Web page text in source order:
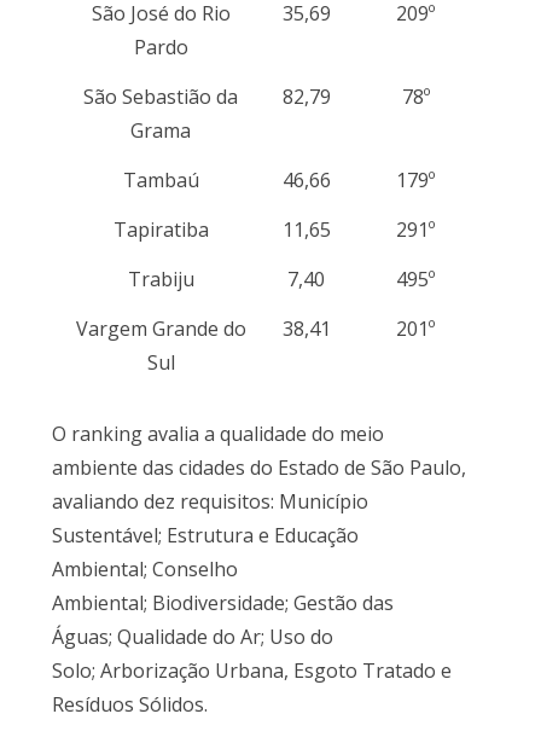
São José do Rio
Pardo
35,69 209º
São Sebastião da
Grama
82,79 78º
Tambaú 46,66
179º
Tapiratiba
11,65
291º
Trabiju
7,40
495º
Vargem Grande do
Sul
38,41 201º
O ranking avalia a qualidade do meio
ambiente das cidades do Estado de São Paulo,
avaliando dez requisitos: Município
Sustentável; Estrutura e Educação
Ambiental; Conselho
Ambiental; Biodiversidade; Gestão das
Águas; Qualidade do Ar; Uso do
Solo; Arborização Urbana, Esgoto Tratado e
Resíduos Sólidos.